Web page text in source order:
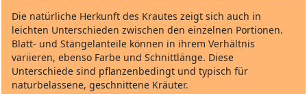
Die natürliche Herkunft des Krautes zeigt sich auch in
leichten Unterschieden zwischen den einzelnen Portionen.
Blatt‑ und Stängelanteile können in ihrem Verhältnis
variieren, ebenso Farbe und Schnittlänge. Diese
Unterschiede sind pflanzenbedingt und typisch für
naturbelassene, geschnittene Kräuter.